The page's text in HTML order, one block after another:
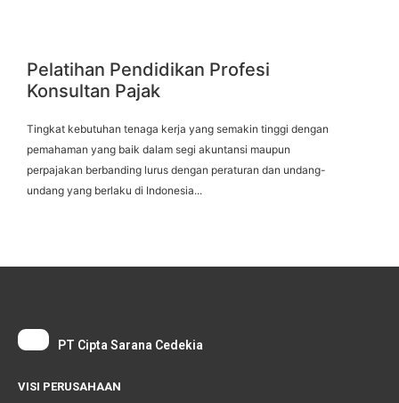
Pelatihan Pendidikan Profesi
Konsultan Pajak
Tingkat kebutuhan tenaga kerja yang semakin tinggi dengan
pemahaman yang baik dalam segi akuntansi maupun
perpajakan berbanding lurus dengan peraturan dan undang-
undang yang berlaku di Indonesia...
PT Cipta Sarana Cedekia
VISI PERUSAHAAN